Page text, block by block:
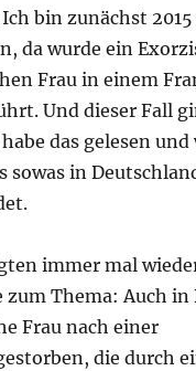
Ich bin zunächst 2015
da wurde ein
Frau in einem
Und dieser Fall
das gelesen und
sowas in
immer mal
zum Thema: Auch in
Frau nach einer
die durch